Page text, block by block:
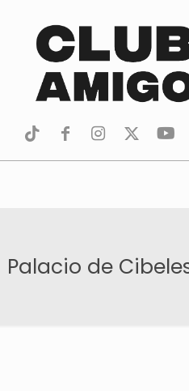
tiktokfacebookinstagram
Twitter
Palacio de